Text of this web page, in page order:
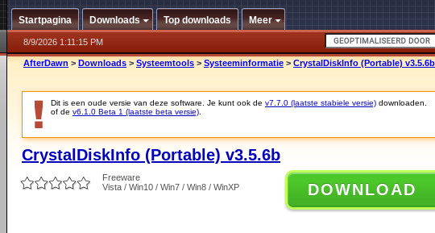
Startpagina Downloads Top downloads Meer
8/9/2026 1:11:15 PM
AfterDawn > Downloads > Systeemtools > Systeeminformatie > CrystalDiskInfo (Portable) v3.5.6b
Dit is een oude versie van deze software. Je kunt ook de v7.7.0 (laatste stabiele versie) downloaden.
of de v6.1.0 Beta 1 (laatste beta versie)
CrystalDiskInfo (Portable) v3.5.6b
Freeware
Vista / Win10 / Win7 / Win8 / WinXP
DOWNLOAD